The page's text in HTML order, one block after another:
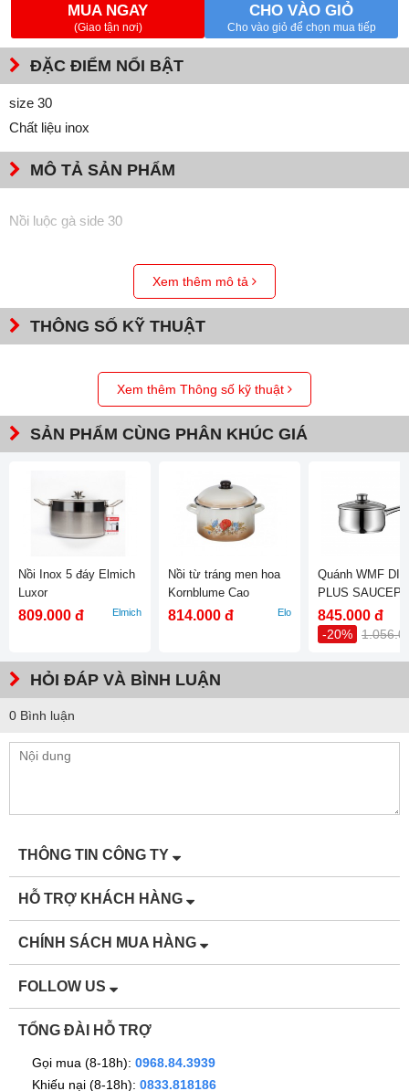
MUA NGAY
(Giao tận nơi)
CHO VÀO GIỎ
Cho vào giỏ để chọn mua tiếp
ĐẶC ĐIỂM NỔI BẬT
size 30
Chất liệu inox
MÔ TẢ SẢN PHẨM
Nồi luộc gà side 30
Xem thêm mô tả
THÔNG SỐ KỸ THUẬT
Xem thêm Thông số kỹ thuật
SẢN PHẨM CÙNG PHÂN KHÚC GIÁ
Nồi Inox 5 đáy Elmich
Luxor
809.000 đ Elmich
Nồi từ tráng men hoa
Kornblume Cao
814.000 đ Elo
Quánh WMF
PLUS
16CM WITH LID
0739176040
845.000 đ
-20%
HỎI ĐÁP VÀ BÌNH LUẬN
0 Bình luận
THÔNG TIN CÔNG TY
HỖ TRỢ KHÁCH HÀNG
CHÍNH SÁCH MUA HÀNG
FOLLOW US
TỔNG ĐÀI HỖ TRỢ
Gọi mua (8-18h): 0968.84.3939
Khiếu nại (8-18h): 0833.818186